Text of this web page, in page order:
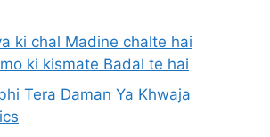
ki chal Madine chalte hai
ki kismate Badal te hai
Tera Daman Ya Khwaja